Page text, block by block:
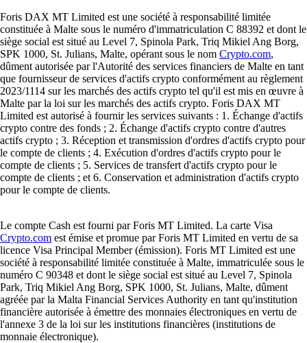
Foris DAX MT Limited est une société à responsabilité limitée
constituée à Malte sous le numéro d'immatriculation C 88392 et dont le
siège social est situé au Level 7, Spinola Park, Triq Mikiel Ang Borg,
SPK 1000, St. Julians, Malte, opérant sous le nom Crypto.com,
dûment autorisée par l'Autorité des services financiers de Malte en tant
que fournisseur de services d'actifs crypto conformément au règlement
2023/1114 sur les marchés des actifs crypto tel qu'il est mis en œuvre à
Malte par la loi sur les marchés des actifs crypto. Foris DAX MT
Limited est autorisé à fournir les services suivants : 1. Échange d'actifs
crypto contre des fonds ; 2. Échange d'actifs crypto contre d'autres
actifs crypto ; 3. Réception et transmission d'ordres d'actifs crypto pour
le compte de clients ; 4. Exécution d'ordres d'actifs crypto pour le
compte de clients ; 5. Services de transfert d'actifs crypto pour le
compte de clients ; et 6. Conservation et administration d'actifs crypto
pour le compte de clients.
Le compte Cash est fourni par Foris MT Limited. La carte Visa
Crypto.com est émise et promue par Foris MT Limited en vertu de sa
licence Visa Principal Member (émission). Foris MT Limited est une
société à responsabilité limitée constituée à Malte, immatriculée sous le
numéro C 90348 et dont le siège social est situé au Level 7, Spinola
Park, Triq Mikiel Ang Borg, SPK 1000, St. Julians, Malte, dûment
agréée par la Malta Financial Services Authority en tant qu'institution
financière autorisée à émettre des monnaies électroniques en vertu de
l'annexe 3 de la loi sur les institutions financières (institutions de
monnaie électronique).